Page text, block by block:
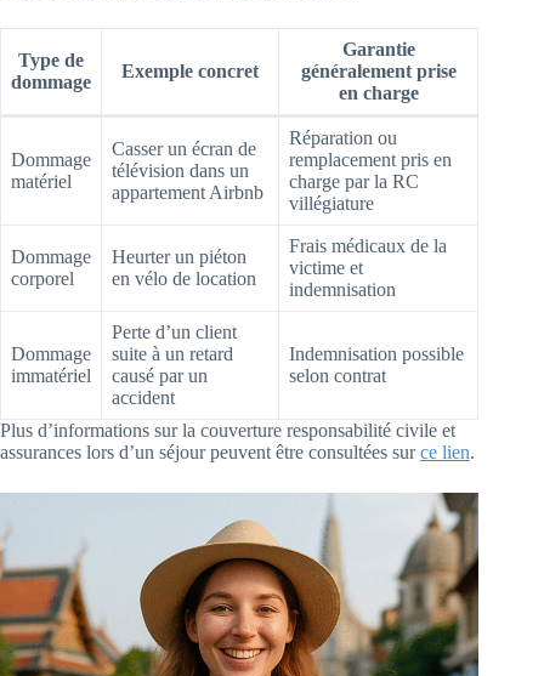
Type de
dommage
Exemple concret
Garantie
généralement prise
en charge
Dommage
matériel
Casser un écran de
télévision dans un
appartement Airbnb
Réparation ou
remplacement pris en
charge par la RC
villégiature
Dommage
corporel
Heurter un piéton
en vélo de location
Frais médicaux de la
victime et
indemnisation
Dommage
immatériel
Perte d’un client
suite à un retard
causé par un
accident
Indemnisation possible
selon contrat
Plus d’informations sur la couverture responsabilité civile et
assurances lors d’un séjour peuvent être consultées surce lien.